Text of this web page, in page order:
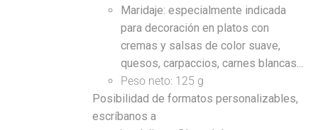
Maridaje: especialmente indicada
para decoración en platos con
cremas y salsas de color suave,
quesos, carpaccios, carnes blancas...
Peso neto: 125 g
Posibilidad de formatos personalizables,
escríbanos a